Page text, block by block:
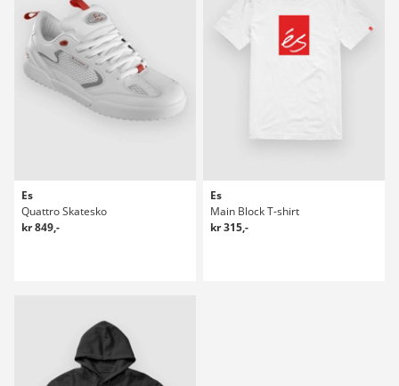
Es
Quattro Skatesko
kr 849,-
Es
Main Block T-shirt
kr 315,-